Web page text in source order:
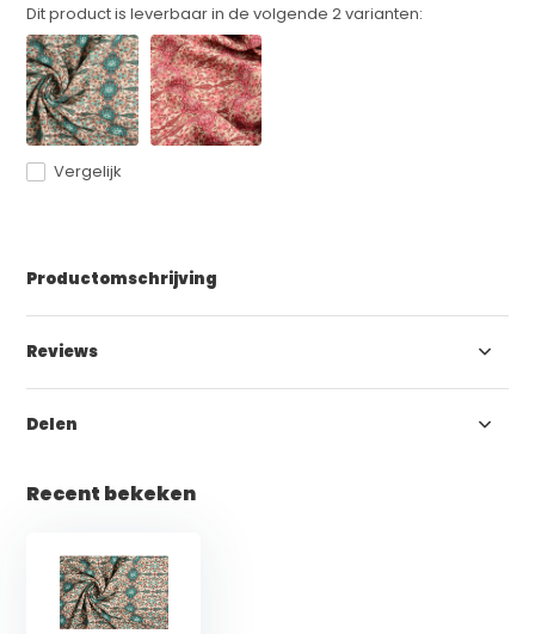
Dit product is leverbaar in de volgende2varianten:
Vergelijk
Productomschrijving
Reviews
Delen
Recent bekeken